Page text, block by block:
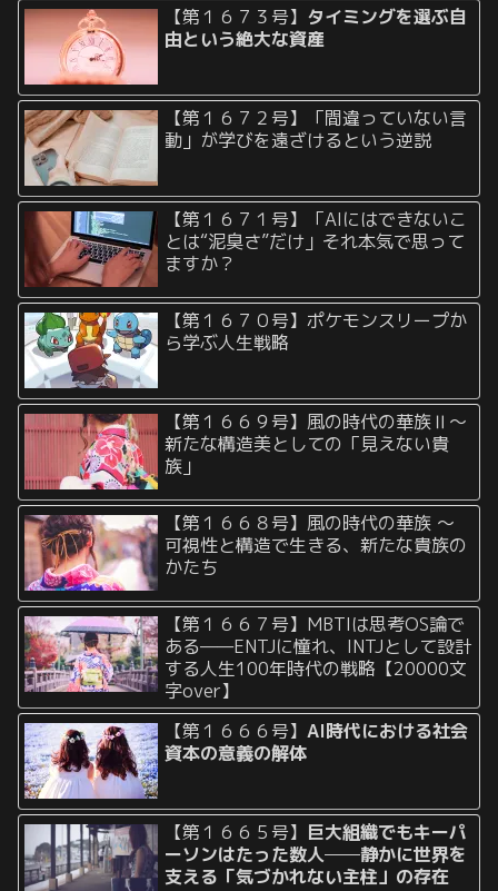
【第１６７３号】 タイミングを選ぶ自
由という絶大な資産
【第１６７２号】「間違っていない言
動」が学びを遠ざけるという逆説
【第１６７１号】「AIにはできないこ
とは“泥臭さ”だけ」それ本気で思って
ますか？
【第１６７０号】ポケモンスリープか
ら学ぶ人生戦略
【第１６６９号】風の時代の華族Ⅱ〜
新たな構造美としての「見えない貴
族」
【第１６６８号】風の時代の華族 〜
可視性と構造で生きる、新たな貴族の
かたち
【第１６６７号】MBTIは思考OS論で
ある——ENTJに憧れ、INTJとして設計
する人生100年時代の戦略【20000文
字over】
【第１６６６号】AI時代における社会
資本の意義の解体
【第１６６５号】 巨大組織でもキーパ
ーソンはたった数人──静かに世界を
支える「気づかれない主柱」の存在